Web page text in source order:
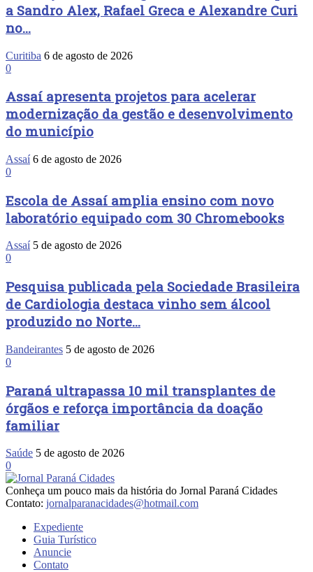
a Sandro Alex, Rafael Greca e Alexandre Curi
no...
Curitiba 6 de agosto de 2026
0
Assaí apresenta projetos para acelerar
modernização da gestão e desenvolvimento
do município
Assaí 6 de agosto de 2026
0
Escola de Assaí amplia ensino com novo
laboratório equipado com 30 Chromebooks
Assaí 5 de agosto de 2026
0
Pesquisa publicada pela Sociedade Brasileira
de Cardiologia destaca vinho sem álcool
produzido no Norte...
Bandeirantes 5 de agosto de 2026
0
Paraná ultrapassa 10 mil transplantes de
órgãos e reforça importância da doação
familiar
Saúde 5 de agosto de 2026
0
Conheça um pouco mais da história do Jornal Paraná Cidades
Contato: jornalparanacidades@hotmail.com
Expediente
Guia Turístico
Anuncie
Contato